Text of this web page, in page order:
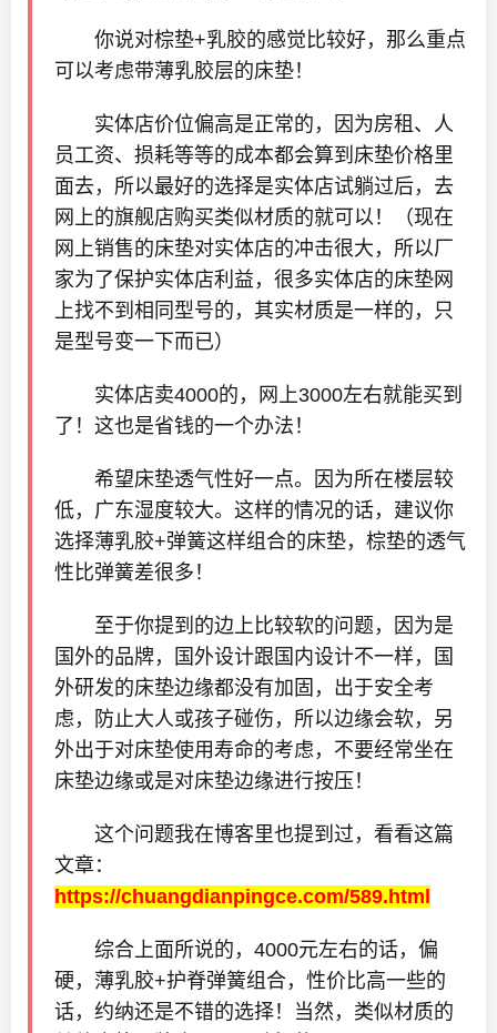
你说对棕垫+乳胶的感觉比较好，那么重点
可以考虑带薄乳胶层的床垫！
实体店价位偏高是正常的，因为房租、人
员工资、损耗等等的成本都会算到床垫价格里
面去，所以最好的选择是实体店试躺过后，去
网上的旗舰店购买类似材质的就可以！（现在
网上销售的床垫对实体店的冲击很大，所以厂
家为了保护实体店利益，很多实体店的床垫网
上找不到相同型号的，其实材质是一样的，只
是型号变一下而已）
实体店卖4000的，网上3000左右就能买到
了！这也是省钱的一个办法！
希望床垫透气性好一点。因为所在楼层较
低，广东湿度较大。这样的情况的话，建议你
选择薄乳胶+弹簧这样组合的床垫，棕垫的透气
性比弹簧差很多！
至于你提到的边上比较软的问题，因为是
国外的品牌，国外设计跟国内设计不一样，国
外研发的床垫边缘都没有加固，出于安全考
虑，防止大人或孩子碰伤，所以边缘会软，另
外出于对床垫使用寿命的考虑，不要经常坐在
床垫边缘或是对床垫边缘进行按压！
这个问题我在博客里也提到过，看看这篇
文章：
https://chuangdianpingce.com/589.html
综合上面所说的，4000元左右的话，偏
硬，薄乳胶+护脊弹簧组合，性价比高一些的
话，约纳还是不错的选择！当然，类似材质的